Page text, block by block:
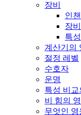
장비
인
장비
특성
계산기의
절정 레벨
수호자
운명
특성 비교
비 힘의
무엇인